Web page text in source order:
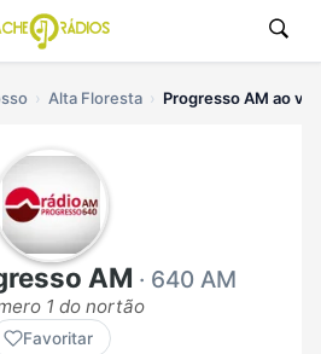
Alta Floresta Progresso AM ao
AM · 640 AM
1 do nortão
Favoritar